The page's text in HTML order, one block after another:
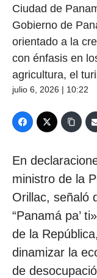
Ciudad de
Gobierno de
orientado a la
con énfasis en
agricultura, el
julio 6, 2026 | 10:22
En
ministro de la
Orillac, señaló
“Panamá pa’
de la
dinamizar la
de